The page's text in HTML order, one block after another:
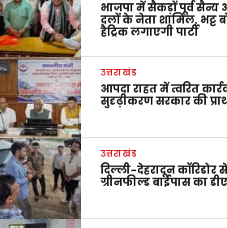
भाजपा में सैकड़ों पूर्व सैन्य
दलों के नेता शामिल, भट्ट
हैट्रिक लगाएगी पार्टी
उत्तराखंड
आपदा राहत में त्वरित
सुदृढ़ीकरण सरकार की
उत्तराखंड
दिल्ली-देहरादून कॉरिडोर
ग्रीनफील्ड बाईपास का